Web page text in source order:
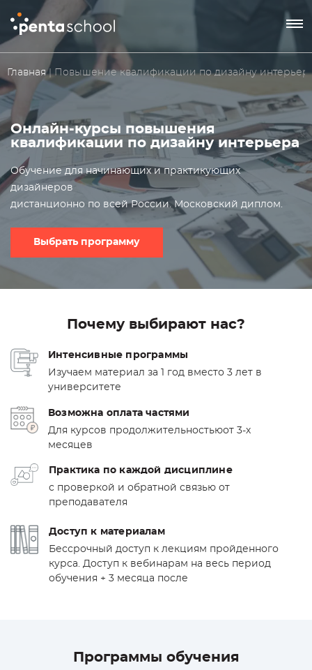
8 800 550-76-72
Главная| Повышение квалификации по дизайну
Онлайн-курсы повышения
квалификации по дизайну интерьера
Обучение для начинающих и практикующих
дизайнеров
дистанционно по всей России. Московский диплом.
Выбрать программу
Почему выбирают нас?
Интенсивные программы
Изучаем материал за 1 год вместо 3 лет в
университете
Возможна оплата частями
Для курсов продолжительностьюот 3-х
месяцев
Практика по каждой дисциплине
с проверкой и обратной связью от
преподавателя
Доступ к материалам
Бессрочный доступ к лекциям пройденного
курса. Доступ к вебинарам на весь период
обучения + 3 месяца после
Программы обучения